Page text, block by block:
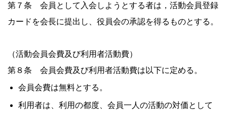
第７条 会員として入会しようとする者は，活動会員登録
カードを会長に提出し、役員会の承認を得るものとする。
（活動会員会費及び利用者活動費）
第８条 会員会費及び利用者活動費は以下に定める。
会員会費は無料とする。
利用者は、利用の都度、会員一人の活動の対価として